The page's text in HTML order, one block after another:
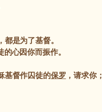
是为了基督。
心因你而振作。
基督作囚徒的保罗 ，请求你；